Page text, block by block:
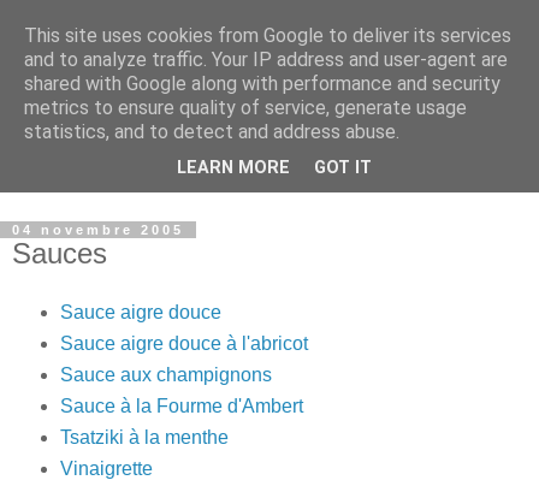
Sucré - Salé
La particularité de mes recettes : j’associe souvent le sucré-
salé et je suis toujours attentive aux quantités de gras et de
sucre, (petit défaut professionnel:je suis diététicienne...)
04 novembre 2005
Sauces
Sauce aigre douce
Sauce aigre douce à l'abricot
Sauce aux champignons
Sauce à la Fourme d'Ambert
Tsatziki à la menthe
Vinaigrette
This site uses cookies from Google to deliver its services
and to analyze traffic. Your IP address and user-agent are
shared with Google along with performance and security
metrics to ensure quality of service, generate usage
statistics, and to detect and address abuse.
LEARN MORE GOT IT